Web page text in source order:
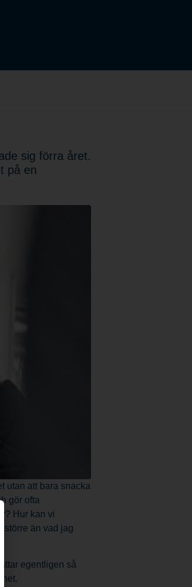
sig förra året.
på en
utan att bara snacka
gör ofta
Hur kan vi
större än vad jag
egentligen så